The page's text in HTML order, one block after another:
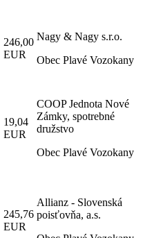
246,00
EUR
Nagy & Nagy s.r.o.
Obec Plavé Vozokany
19,04
EUR
COOP Jednota Nové
Zámky, spotrebné
družstvo
Obec Plavé Vozokany
245,76
EUR
Allianz - Slovenská
poisťovňa, a.s.